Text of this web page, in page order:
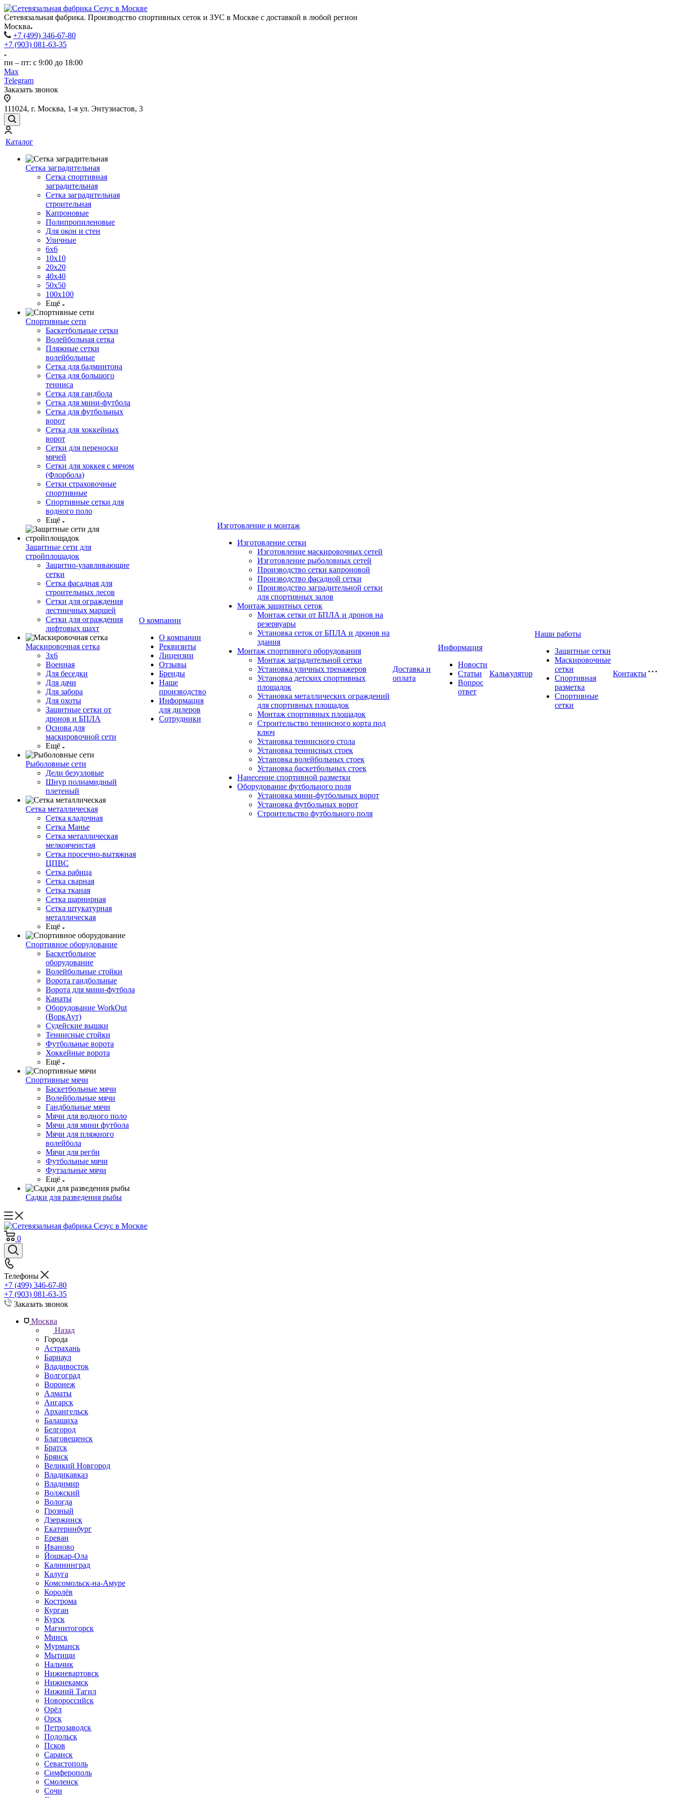
Сетевязальная фабрика. Производство спортивных сеток и ЗУС в Москве с доставкой в любой регион
Москва
+7 (499) 346-67-80
+7 (903) 081-63-35
пн – пт: с 9:00 до 18:00
Max
Telegram
Заказать звонок
111024, г. Москва, 1-я ул. Энтузиастов, 3
Каталог
Сетка заградительная
Сетка спортивная
заградительная
Сетка заградительная
строительная
Капроновые
Полипропиленовые
Для окон и стен
Уличные
6х6
10х10
20х20
40х40
50х50
100х100
Ещё
Спортивные сети
Баскетбольные сетки
Волейбольная сетка
Пляжные сетки
волейбольные
Сетка для бадминтона
Сетка для большого
тенниса
Сетка для гандбола
Сетка для мини-футбола
Сетка для футбольных
ворот
Сетка для хоккейных
ворот
Сетки для переноски
мячей
Сетки для хоккея с мячом
(Флорбола)
Сетки страховочные
спортивные
Спортивные сетки для
водного поло
Ещё
Защитные сети для
стройплощадок
Защитно-улавливающие
сетки
Сетка фасадная для
строительных лесов
Сетки для ограждения
лестничных маршей
Сетки для ограждения
лифтовых шахт
Маскировочная сетка
3х6
Военная
Для беседки
Для дачи
Для забора
Для охоты
Защитные сетки от
дронов и БПЛА
Основа для
маскировочной сети
Ещё
Рыболовные сети
Дели безузловые
Шнур полиамидный
плетеный
Сетка металлическая
Сетка кладочная
Сетка Манье
Сетка металлическая
мелкоячеистая
Сетка просечно-вытяжная
ЦПВС
Сетка рабица
Сетка сварная
Сетка тканая
Сетка шарнирная
Сетка штукатурная
металлическая
Ещё
Спортивное оборудование
Баскетбольное
оборудование
Волейбольные стойки
Ворота гандбольные
Ворота для мини-футбола
Канаты
Оборудование WorkOut
(ВоркАут)
Судейские вышки
Теннисные стойки
Футбольные ворота
Хоккейные ворота
Ещё
Спортивные мячи
Баскетбольные мячи
Волейбольные мячи
Гандбольные мячи
Мячи для водного поло
Мячи для мини футбола
Мячи для пляжного
волейбола
Мячи для регби
Футбольные мячи
Футзальные мячи
Ещё
Садки для разведения рыбы
О компании
О компании
Реквизиты
Лицензии
Отзывы
Бренды
Наше
производство
Информация
для дилеров
Сотрудники
Изготовление и монтаж
Изготовление сетки
Изготовление маскировочных сетей
Изготовление рыболовных сетей
Производство сетки капроновой
Производство фасадной сетки
Производство заградительной сетки
для спортивных залов
Монтаж защитных сеток
Монтаж сетки от БПЛА и дронов на
резервуары
Установка сеток от БПЛА и дронов на
здания
Монтаж спортивного оборудования
Монтаж заградительной сетки
Установка уличных тренажеров
Установка детских спортивных
площадок
Установка металлических ограждений
для спортивных площадок
Монтаж спортивных площадок
Строительство теннисного корта под
ключ
Установка теннисного стола
Установка теннисных стоек
Установка волейбольных стоек
Установка баскетбольных стоек
Нанесение спортивной разметки
Оборудование футбольного поля
Установка мини-футбольных ворот
Установка футбольных ворот
Строительство футбольного поля
Доставка и
оплата
Информация
Новости
Статьи
Вопрос
ответ
Калькулятор
Наши работы
Защитные сетки
Маскировочные
сетки
Спортивная
разметка
Спортивные
сетки
Контакты
0
Телефоны
+7 (499) 346-67-80
+7 (903) 081-63-35
Заказать звонок
Москва
Назад
Города
Астрахань
Барнаул
Владивосток
Волгоград
Воронеж
Алматы
Ангарск
Архангельск
Балашиха
Белгород
Благовещенск
Братск
Брянск
Великий Новгород
Владикавказ
Владимир
Волжский
Вологда
Грозный
Дзержинск
Екатеринбург
Ереван
Иваново
Йошкар-Ола
Калининград
Калуга
Комсомольск-на-Амуре
Королёв
Кострома
Курган
Курск
Магнитогорск
Минск
Мурманск
Мытищи
Нальчик
Нижневартовск
Нижнекамск
Нижний Тагил
Новороссийск
Орёл
Орск
Петрозаводск
Подольск
Псков
Саранск
Севастополь
Симферополь
Смоленск
Сочи